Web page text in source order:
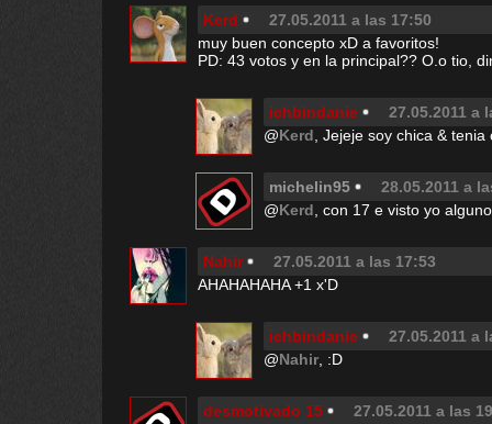
Kerd
27.05.2011 a las 17:50
muy buen concepto xD a favoritos!
PD: 43 votos y en la principal?? O.o tio,
ichbindanie
27.05.2011 a
@Kerd , Jejeje soy chica &
michelin95
28.05.2011 a
@Kerd , con 17 e visto yo
Nahir
27.05.2011 a las 17:53
AHAHAHAHA +1 x'D
ichbindanie
27.05.2011 a
@Nahir , :D
desmotivado 15
27.05.2011 a las